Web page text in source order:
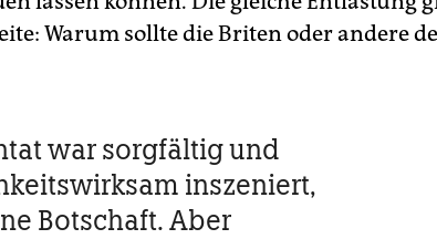
Warum sollte die Briten oder andere
war sorgfältig und
inszeniert,
Botschaft. Aber